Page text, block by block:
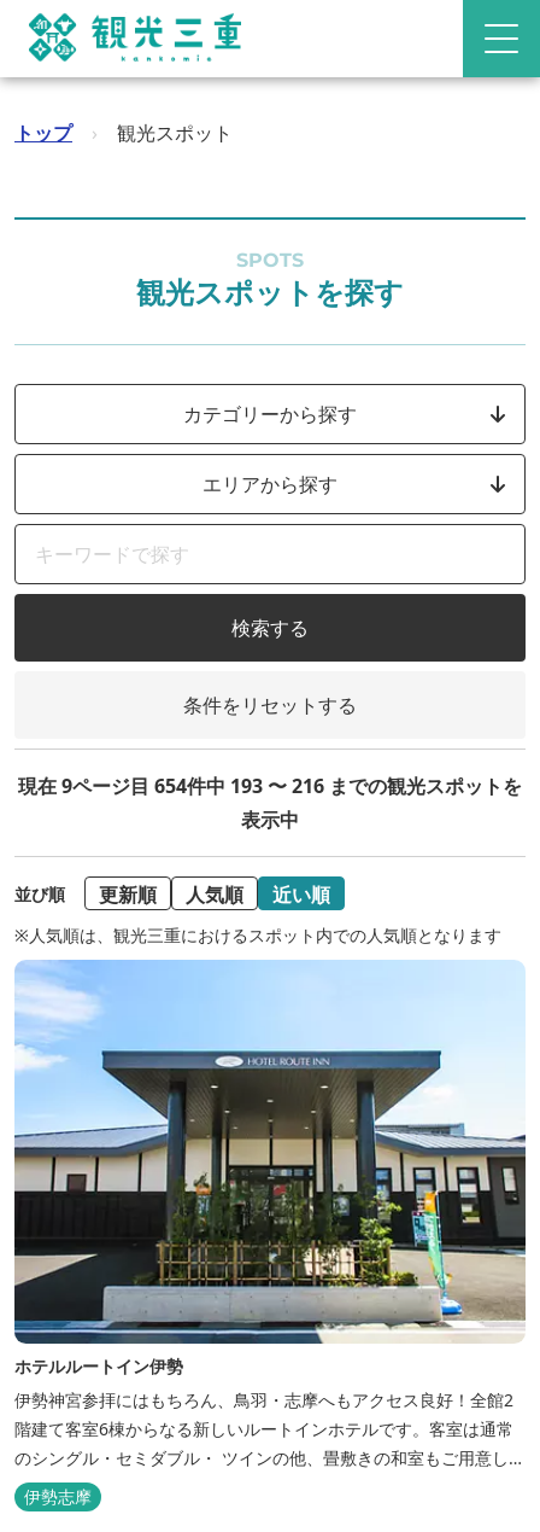
トップ › 観光スポット
SPOTS
観光スポットを探す
カテゴリーから探す
エリアから探す
検索する
条件をリセットする
現在 9ページ目 654件中 193 〜 216 までの観光スポットを
表示中
並び順 更新順 人気順 近い順
※人気順は、観光三重におけるスポット内での人気順となります
ホテルルートイン伊勢
伊勢神宮参拝にはもちろん、鳥羽・志摩へもアクセス良好！全館2
階建て客室6棟からなる新しいルートインホテルです。客室は通常
のシングル・セミダブル・ ツインの他、畳敷きの和室もご用意して
おります。 （和室はベッドが設置されています）靴を脱いでお部屋
でおくつろぎください。 また、朝食バイキング無料サービス（営業
伊勢志摩